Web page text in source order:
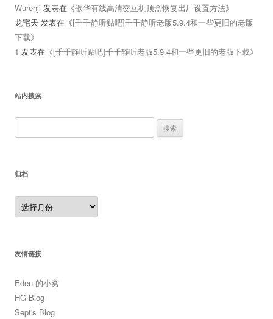
Wurenji 发表在《歌华有线高清交互机顶盒恢复出厂设置方法》
龙宅天 发表在《[千千静听贴吧]千千静听老版5.9.4和一些更旧的老版
下载》
1 发表在《[千千静听贴吧]千千静听老版5.9.4和一些更旧的老版下载》
站内搜索
索：
归档
归
档
友情链接
Eden 的小窝
HG Blog
Sept's Blog